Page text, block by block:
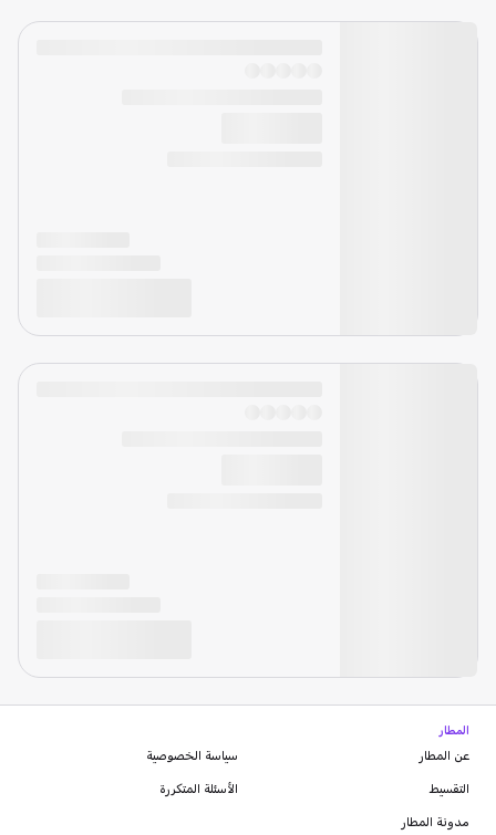
المطار
عن المطار
التقسيط
مدونة المطار
سياسة الخصوصية
الأسئلة المتكررة